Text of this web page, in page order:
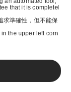
that it is completel
求準確性，但不能保
the upper left corn